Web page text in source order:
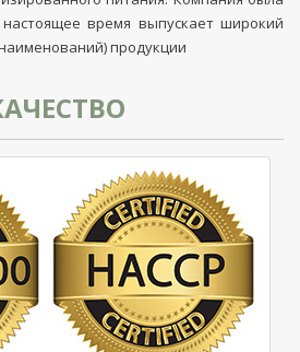
время выпускает широкий
продукции